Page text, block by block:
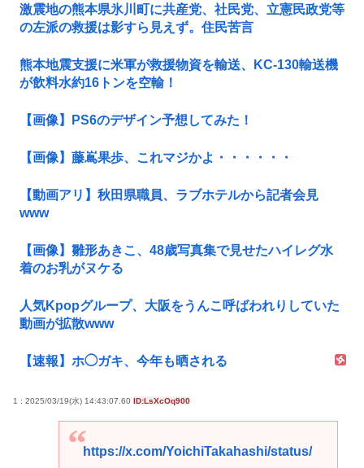
激震地の熊本県氷川町に共産党、社民党、立憲民政党等
の左派の救援は影すら見えず。住民苦言
熊本地震支援に米軍が救援物資を輸送、KC-130輸送機
が飲料水約16トンを空輸！
【画像】PS6のデザイン予想してみた！
【画像】藤嶌果歩、これマジかよ・・・・・・
【動画アリ】秋田県職員、ラブホテルから記者会見
www
【画像】雛形あきこ、48歳写真集で見せたハイレグ水
着のお乳がヌケる
人気Kpopグループ、大阪をうんこ呼ばわれりしていた
動画が拡散www
【速報】ホ◯ガキ、今年も晒される
1 : 2025/03/19(水) 14:43:07.60 ID:LsXcOq900
https://x.com/YoichiTakahashi/status/